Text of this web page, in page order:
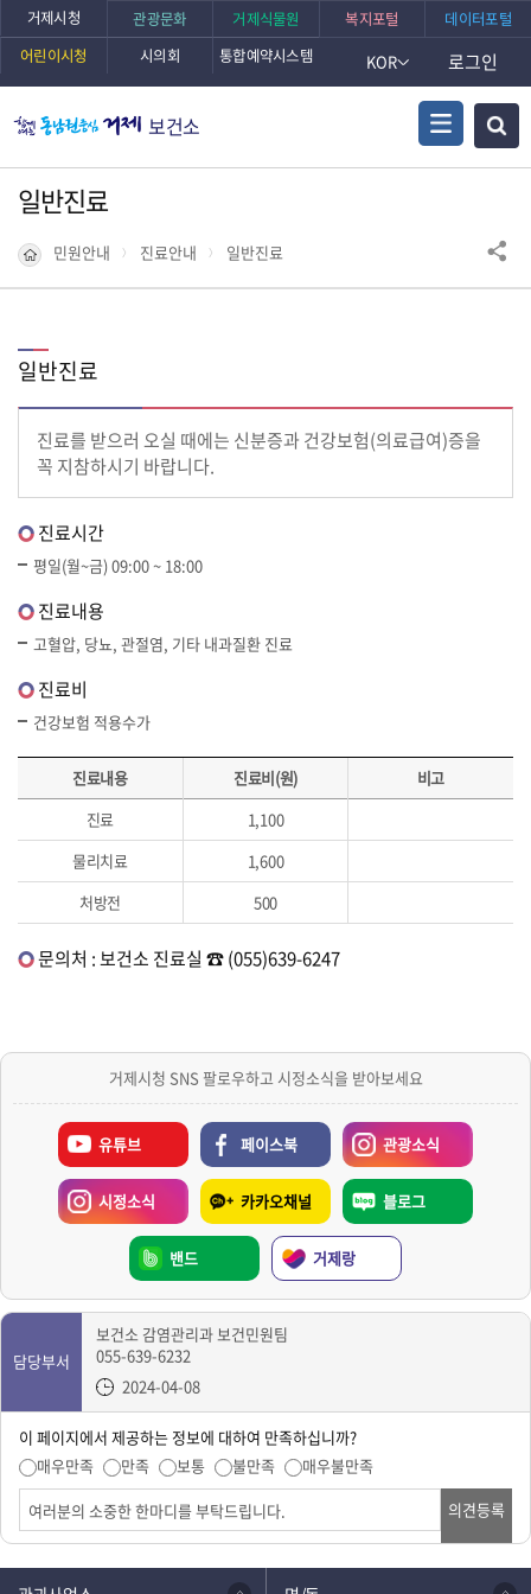
거제시청 관광문화 거제식물원 복지포털
데이터포털
어린이시청
시의회 통합예약시스템 KOR 로그인
보건소
일반진료
민원안내 진료안내 일반진료
일반진료
진료를 받으러 오실 때에는 신분증과 건강보험(의료급여)증을
꼭 지참하시기 바랍니다.
진료시간
평일(월~금) 09:00 ~ 18:00
진료내용
고혈압, 당뇨, 관절염, 기타 내과질환 진료
진료비
건강보험 적용수가
진료내용 진료비(원)
비고
진료
1,100
물리치료
1,600
처방전
500
문의처 : 보건소 진료실 ☎ (055)639-6247
거제시청 SNS 팔로우하고 시정소식을 받아보세요
유튜브 페이스북 관광소식
시정소식 카카오채널 블로그
밴드 거제랑
담당부서
보건소 감염관리과 보건민원팀
055-639-6232
2024-04-08
이 페이지에서 제공하는 정보에 대하여 만족하십니까?
매우만족
만족 보통 불만족
매우불만족
의견등록